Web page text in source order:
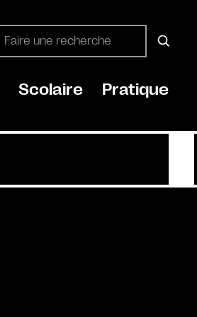
Scolaire Pratique